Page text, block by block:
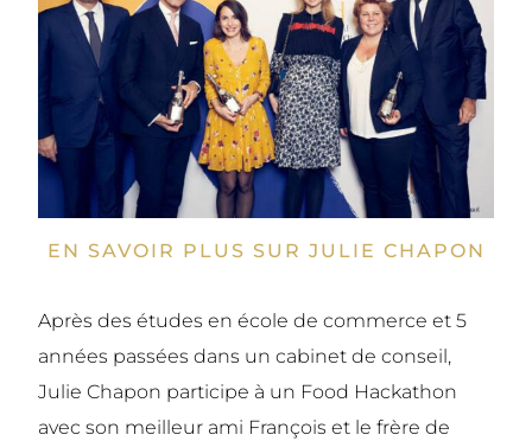
EN SAVOIR PLUS SUR JULIE CHAPON
Après des études en école de commerce et 5
années passées dans un cabinet de conseil,
Julie Chapon participe à un Food Hackathon
avec son meilleur ami François et le frère de